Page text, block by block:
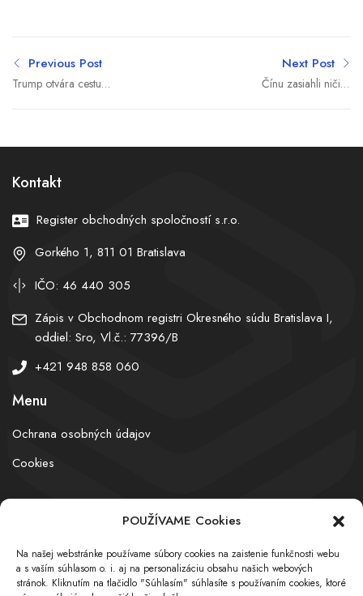
POUŽÍVAME Cookies
Na našej webstránke používame súbory cookies na zaistenie funkčnosti webu
a s vaším súhlasom o. i. aj na personalizáciu obsahu našich webových
stránok. Kliknutím na tlačidlo "Súhlasím" súhlasíte s používaním cookies, ktoré
Previous Post
Trump otvára cestu
Next Post
Čínu zasiahli ničivé
Kontakt
Register obchodných spoločností s.r.o.
Gorkého 1, 811 01 Bratislava
IČO: 46 440 305
Zápis v Obchodnom registri Okresného súdu Bratislava I,
oddiel: Sro, Vl.č.: 77396/B
+421 948 858 060
Menu
Ochrana osobných údajov
Cookies